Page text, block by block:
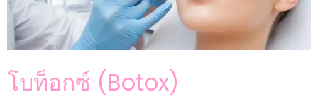
โบท็อกซ์ (Botox)